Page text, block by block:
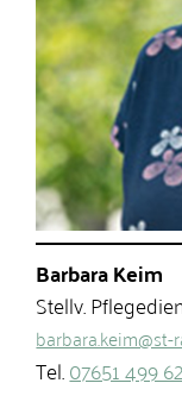
Barbara Keim
Stellv.
Tel.07651 499